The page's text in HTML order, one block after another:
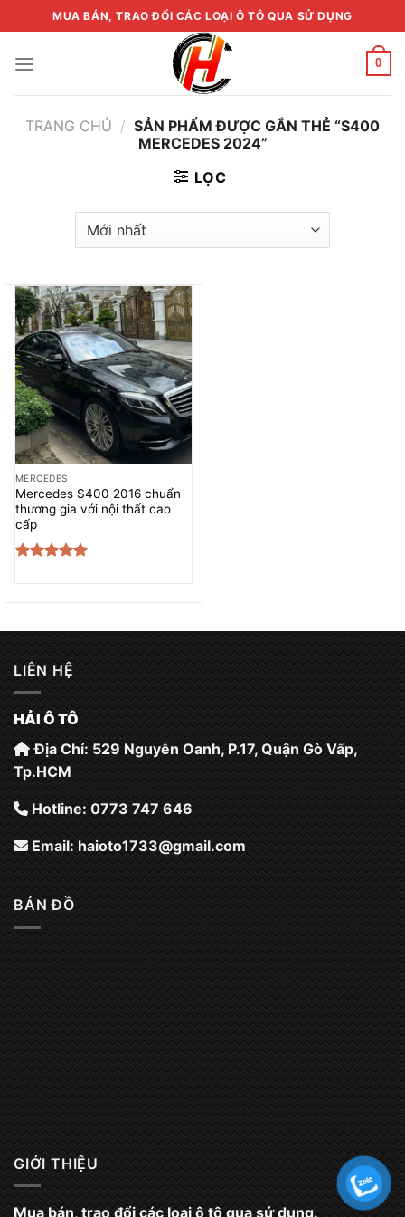
to
content
MUA BÁN, TRAO ĐỔI CÁC LOẠI Ô TÔ QUA SỬ DỤNG
0
TRANG CHỦ / SẢN PHẨM ĐƯỢC GẮN THẺ “S400
MERCEDES 2024”
LỌC
MERCEDES
Mercedes S400 2016 chuẩn
thương gia với nội thất cao
cấp
LIÊN HỆ
HẢI Ô TÔ
Địa Chỉ: 529 Nguyễn Oanh, P.17, Quận Gò Vấp,
Tp.HCM
Hotline: 0773 747 646
Email:haioto1733@gmail.com
BẢN ĐỒ
GIỚI THIỆU
Mua bán, trao đổi các loại ô tô qua sử dụng.